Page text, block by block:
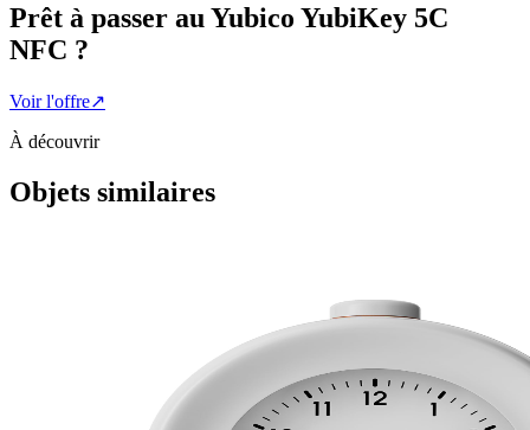
Prêt à passer au Yubico YubiKey 5C
NFC ?
Voir l'offre↗
À découvrir
Objets similaires